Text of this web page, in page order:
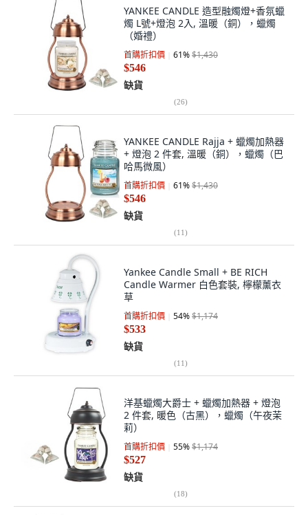
YANKEE CANDLE 造型融燭燈+香氛蠟
燭 L號+燈泡 2入, 溫暖（銅），蠟燭
（婚禮）
首購折扣價 61%$1,430
$546
缺貨
(26)
YANKEE CANDLE Rajja + 蠟燭加熱器
+ 燈泡 2 件套, 溫暖（銅），蠟燭（巴
哈馬微風）
首購折扣價 61%$1,430
$546
缺貨
(11)
Yankee Candle Small + BE RICH
Candle Warmer 白色套裝, 檸檬薰衣
草
首購折扣價 54%$1,174
$533
缺貨
(11)
洋基蠟燭大爵士 + 蠟燭加熱器 + 燈泡
2 件套, 暖色（古黑），蠟燭（午夜茉
莉）
首購折扣價 55%$1,174
$527
缺貨
(18)